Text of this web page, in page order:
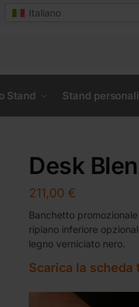
Italiano
Stand Stand
Desk
211,00 €
Banchetto
ripiano inferiore
legno verniciato nero.
Scarica la scheda